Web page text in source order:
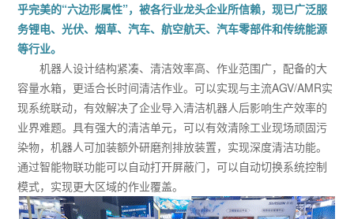
乎完美的“六边形属性”，被各行业龙头企业所信赖，现已广泛服
务锂电、光伏、烟草、汽车、航空航天、汽车零部件和传统能源
等行业。
机器人设计结构紧凑、清洁效率高、作业范围广，配备的大
容量水箱，更适合长时间清洁作业。可以实现与主流AGV/AMR实
现系统联动，有效解决了企业导入清洁机器人后影响生产效率的
业界难题。具有强大的清洁单元，可以有效清除工业现场顽固污
染物，机器人可加装额外研磨剂排放装置，实现深度清洁功能。
通过智能物联功能可以自动打开屏蔽门，可以自动切换系统控制
模式，实现更大区域的作业覆盖。